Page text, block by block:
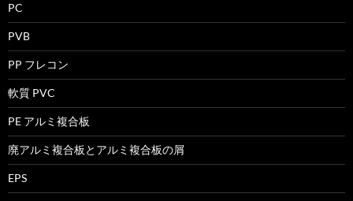
PC
PVB
PP フレコン
軟質 PVC
PE アルミ複合板
廃アルミ複合板とアルミ複合板の屑
EPS